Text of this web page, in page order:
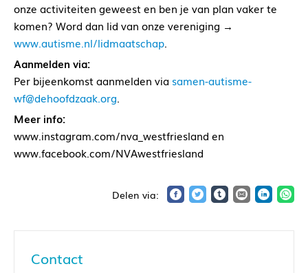
onze activiteiten geweest en ben je van plan vaker te
komen? Word dan lid van onze vereniging →
www.autisme.nl/lidmaatschap.
Aanmelden via:
Per bijeenkomst aanmelden via samen-autisme-
wf@dehoofdzaak.org.
Meer info:
www.instagram.com/nva_westfriesland en
www.facebook.com/NVAwestfriesland
Contact